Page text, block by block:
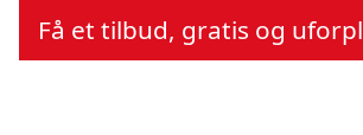
Få et tilbud, gratis og